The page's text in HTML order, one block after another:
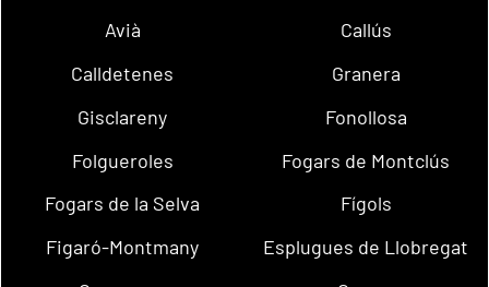
Avià
Callús
Calldetenes
Granera
Gisclareny
Fonollosa
Folgueroles
Fogars de Montclús
Fogars de la Selva
Fígols
Figaró-Montmany
Esplugues de Llobregat